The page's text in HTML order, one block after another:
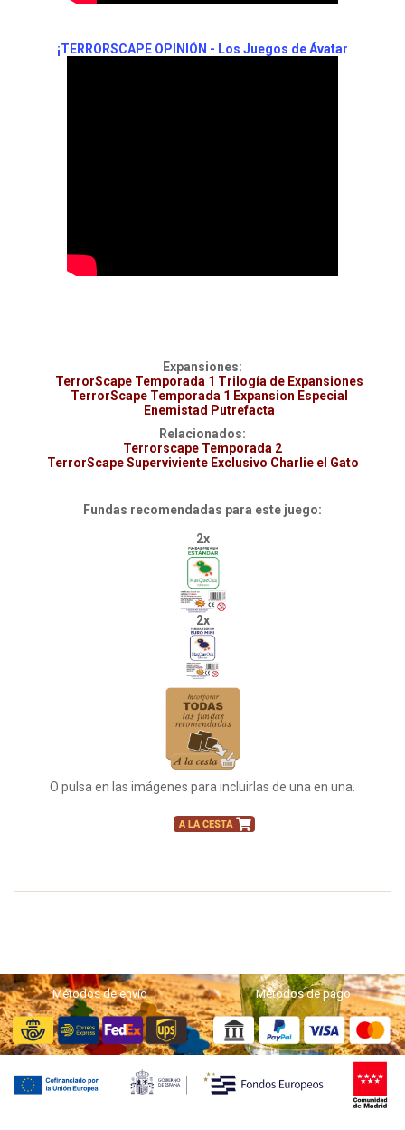
¡TERRORSCAPE OPINIÓN - Los Juegos de Ávatar
Expansiones:
TerrorScape Temporada 1 Trilogía de Expansiones
TerrorScape Temporada 1 Expansion Especial
Enemistad Putrefacta
Relacionados:
Terrorscape Temporada 2
TerrorScape Superviviente Exclusivo Charlie el Gato
Fundas recomendadas para este juego:
2x
2x
O pulsa en las imágenes para incluirlas de una en una.
Métodos de envío Métodos de pago